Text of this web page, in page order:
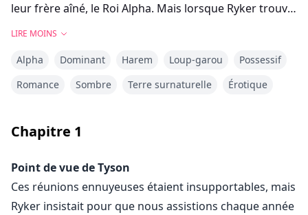
leur frère aîné, le Roi Alpha. Mais lorsque Ryker trouva
retrouver et à la ramener chez elle. Seulement,
lorsqu'ils le font, ils ne peuvent s'empêcher de se
âme sœur. La fille qu'ils ont aidé à élever comme la
que Lucy n'ait que douze ans, ils savaient qu'elle serait
difficile à gérer lorsqu'elle le découvrirait à l'avenir.
Lucy n'est pas une hybride ordinaire mais une version
LIRE MOINS
Alpha Dominant Harem Loup-garou
Possessif
Romance
Sombre Terre surnaturelle Érotique
Chapitre 1
Point de vue de Tyson
Ces réunions ennuyeuses étaient insupportables, mais
Ryker insistait pour que nous assistions chaque année